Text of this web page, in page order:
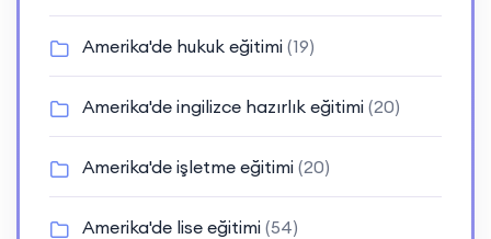
Amerika'de hukuk eğitimi (19)
Amerika'de ingilizce hazırlık eğitimi (20)
Amerika'de işletme eğitimi (20)
Amerika'de lise eğitimi (54)